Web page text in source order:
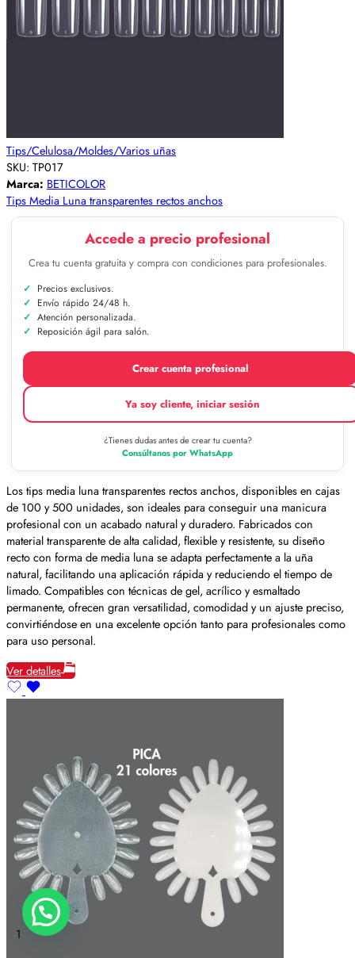
Tips/Celulosa/Moldes/Varios uñas
SKU: TP017
Marca: BETICOLOR
Tips Media Luna transparentes rectos anchos
Accede a precio profesional
Crea tu cuenta gratuita y compra con condiciones para profesionales.
Precios exclusivos.
Envío rápido 24/48 h.
Atención personalizada.
Reposición ágil para salón.
Crear cuenta profesional
Ya soy cliente, iniciar sesión
¿Tienes dudas antes de crear tu cuenta?
Consúltanos por WhatsApp
Los tips media luna transparentes rectos anchos, disponibles en cajas
de 100 y 500 unidades, son ideales para conseguir una manicura
profesional con un acabado natural y duradero. Fabricados con
material transparente de alta calidad, flexible y resistente, su diseño
recto con forma de media luna se adapta perfectamente a la uña
natural, facilitando una aplicación rápida y reduciendo el tiempo de
limado. Compatibles con técnicas de gel, acrílico y esmaltado
permanente, ofrecen gran versatilidad, comodidad y un ajuste preciso,
convirtiéndose en una excelente opción tanto para profesionales como
para uso personal.
Ver detalles
1